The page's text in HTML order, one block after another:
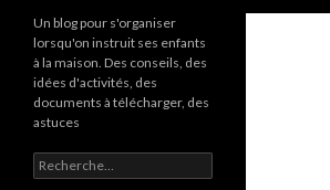
Un blog pour s'organiser
lorsqu'on instruit ses enfants
à la maison. Des conseils, des
idées d'activités, des
documents à télécharger, des
astuces
R
e